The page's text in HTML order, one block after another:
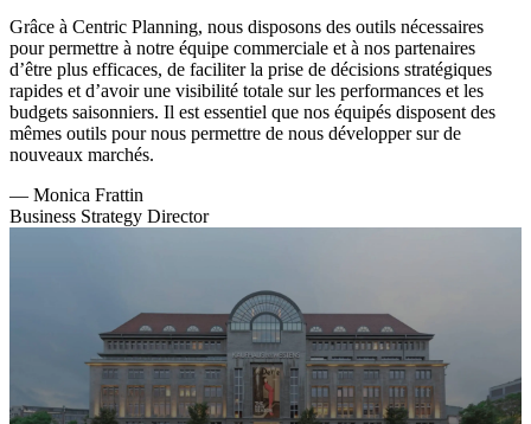
Grâce à Centric Planning, nous disposons des outils nécessaires
pour permettre à notre équipe commerciale et à nos partenaires
d’être plus efficaces, de faciliter la prise de décisions stratégiques
rapides et d’avoir une visibilité totale sur les performances et les
budgets saisonniers. Il est essentiel que nos équipés disposent des
mêmes outils pour nous permettre de nous développer sur de
nouveaux marchés.
— Monica Frattin
Business Strategy Director